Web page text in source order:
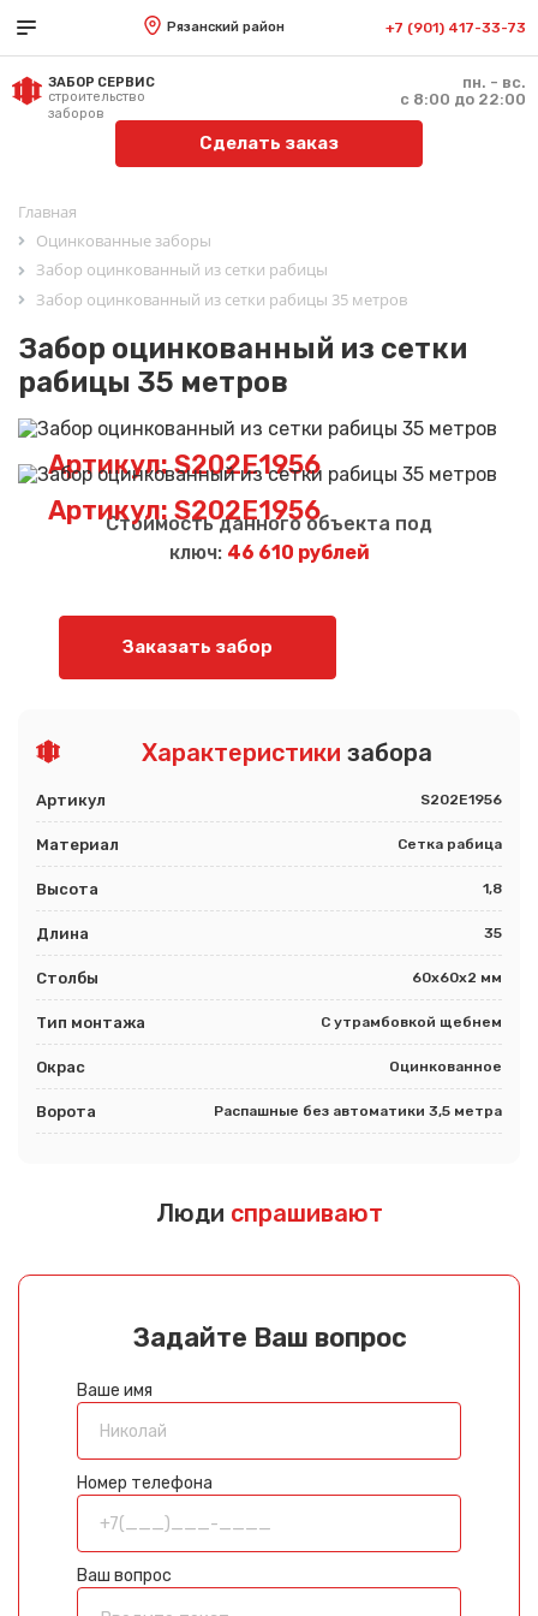
Рязанский район +7 (901) 417-33-73
ЗАБОР СЕРВИС
строительство
заборов
пн. - вс.
с 8:00 до 22:00
Сделать заказ
Главная
Оцинкованные заборы
Забор оцинкованный из сетки рабицы
Забор оцинкованный из сетки рабицы 35 метров
Забор оцинкованный из сетки
рабицы 35 метров
Артикул: S202E1956
Артикул: S202E1956
Стоимость данного объекта под
ключ: 46 610 рублей
Заказать забор
Характеристики забора
Артикул S202E1956
Материал Сетка рабица
Высота 1,8
Длина 35
Столбы 60х60х2 мм
Тип монтажа С утрамбовкой щебнем
Окрас Оцинкованное
Ворота Распашные без автоматики 3,5 метра
Люди спрашивают
Задайте Ваш вопрос
Ваше имя
Номер телефона
Ваш вопрос